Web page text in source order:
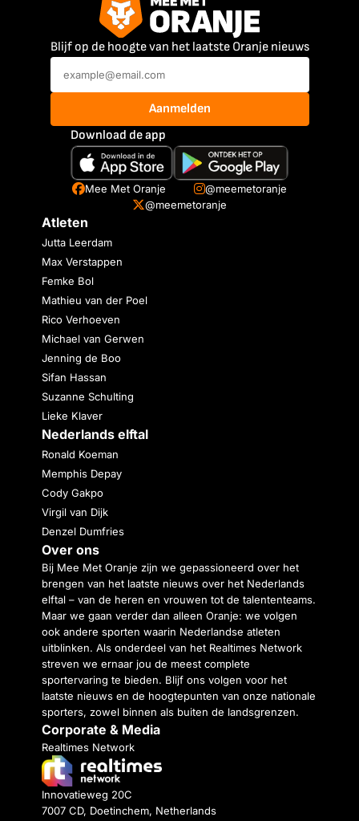
Blijf op de hoogte van het laatste Oranje nieuws
Aanmelden
Download de app
Mee Met Oranje
@meemetoranje
@meemetoranje
Atleten
Jutta Leerdam
Max Verstappen
Femke Bol
Mathieu van der Poel
Rico Verhoeven
Michael van Gerwen
Jenning de Boo
Sifan Hassan
Suzanne Schulting
Lieke Klaver
Nederlands elftal
Ronald Koeman
Memphis Depay
Cody Gakpo
Virgil van Dijk
Denzel Dumfries
Over ons
Bij Mee Met Oranje zijn we gepassioneerd over het
brengen van het laatste nieuws over het Nederlands
elftal – van de heren en vrouwen tot de talententeams.
Maar we gaan verder dan alleen Oranje: we volgen
ook andere sporten waarin Nederlandse atleten
uitblinken. Als onderdeel van het Realtimes Network
streven we ernaar jou de meest complete
sportervaring te bieden. Blijf ons volgen voor het
laatste nieuws en de hoogtepunten van onze nationale
sporters, zowel binnen als buiten de landsgrenzen.
Corporate & Media
Realtimes Network
Innovatieweg 20C
7007 CD, Doetinchem, Netherlands